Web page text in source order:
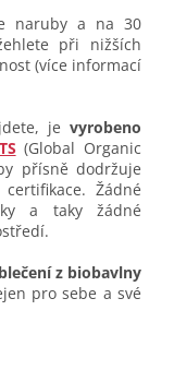
naruby a na 30
při nižších
(více informací
je vyrobeno
(Global Organic
přísně dodržuje
Žádné
a taky žádné
z biobavlny
pro sebe a své